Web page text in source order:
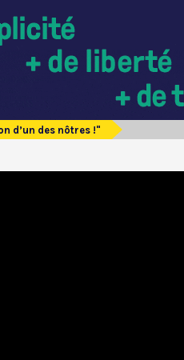
d’un des nôtres !"